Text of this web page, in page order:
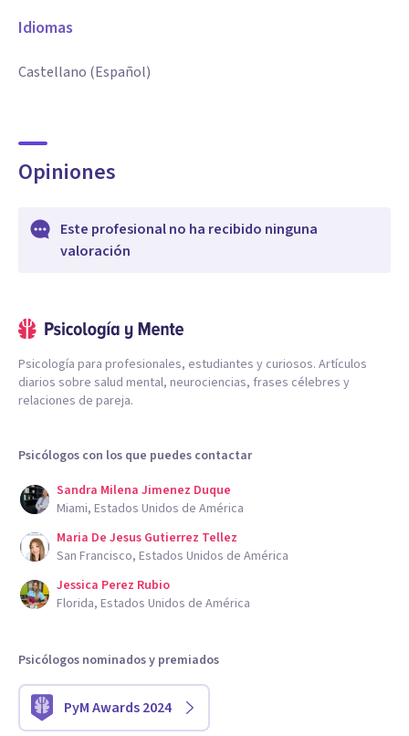
Idiomas
Castellano (Español)
Opiniones
Este profesional no ha recibido ninguna
valoración
Psicología para profesionales, estudiantes y curiosos. Artículos
diarios sobre salud mental, neurociencias, frases célebres y
relaciones de pareja.
Psicólogos con los que puedes contactar
Sandra Milena Jimenez Duque
Miami, Estados Unidos de América
Maria De Jesus Gutierrez Tellez
San Francisco, Estados Unidos de América
Jessica Perez Rubio
Florida, Estados Unidos de América
Psicólogos nominados y premiados
PyM Awards 2024